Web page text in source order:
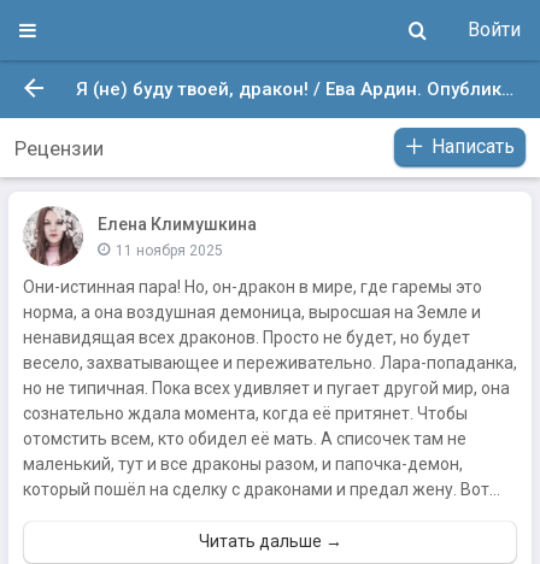
Войти
Я (не) буду твоей, дракон! / Ева Ардин. Опубликовано: 17 дек. 2023 в 8:31
Рецензии Написать
Елена Климушкина
11 ноября 2025
Они-истинная пара! Но, он-дракон в мире, где гаремы это
норма, а она воздушная демоница, выросшая на Земле и
ненавидящая всех драконов. Просто не будет, но будет
весело, захватывающее и переживательно. Лара-попаданка,
но не типичная. Пока всех удивляет и пугает другой мир, она
сознательно ждала момента, когда её притянет. Чтобы
отомстить всем, кто обидел её мать. А списочек там не
маленький, тут и все драконы разом, и папочка-демон,
который пошёл на сделку с драконами и предал жену. Вот...
Читать дальше →